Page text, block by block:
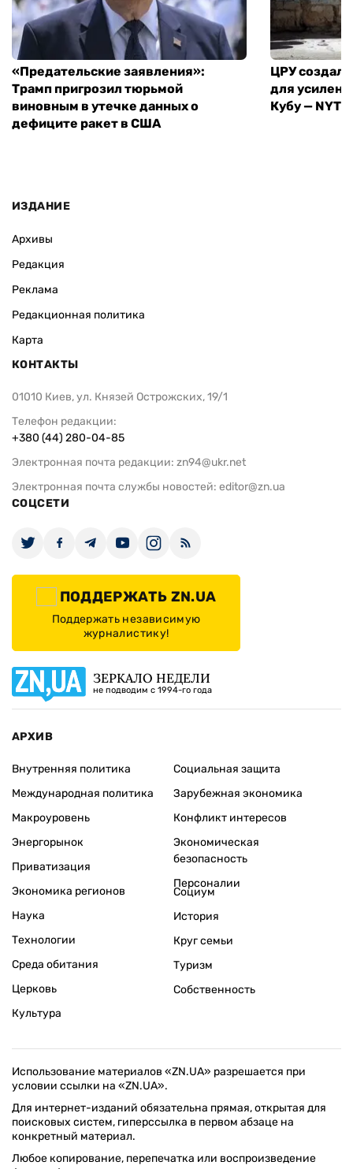
«Предательские заявления»:
Трамп пригрозил тюрьмой
виновным в утечке данных о
дефиците ракет в США
ЦРУ
для
Кубу — NYT
ИЗДАНИЕ
Архивы
Редакция
Реклама
Редакционная политика
Карта
КОНТАКТЫ
01010 Киев, ул. Князей Острожских, 19/1
Телефон редакции:
+380 (44) 280-04-85
Электронная почта редакции: zn94@ukr.net
Электронная почта службы новостей: editor@zn.ua
СОЦСЕТИ
ПОДДЕРЖАТЬ ZN.UA
Поддержать независимую
журналистику!
ЗЕРКАЛО НЕДЕЛИ
не подводим с 1994-го года
АРХИВ
Внутренняя политика
Международная политика
Макроуровень
Энергорынок
Приватизация
Экономика регионов
Социальная защита
Зарубежная экономика
Конфликт интересов
Экономическая
безопасность
Персоналии
Наука
Технологии
Среда обитания
Церковь
Культура
Социум
История
Круг семьи
Туризм
Собственность
Использование материалов «ZN.UA» разрешается при
условии ссылки на «ZN.UA».
Для интернет-изданий обязательна прямая, открытая для
поисковых систем, гиперссылка в первом абзаце на
конкретный материал.
Любое копирование, перепечатка или воспроизведение